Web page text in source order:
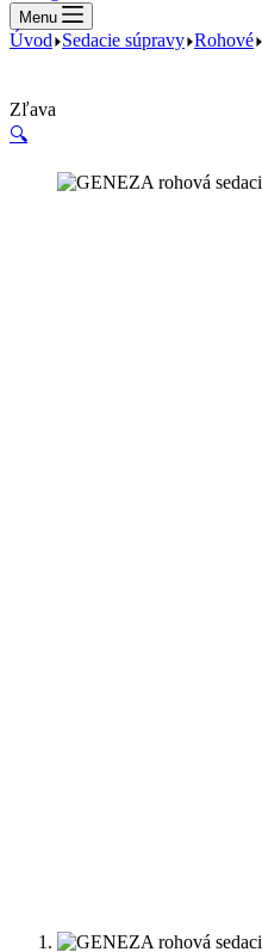
Menu
Úvod Sedacie súpravy Rohové
Zľava
🔍